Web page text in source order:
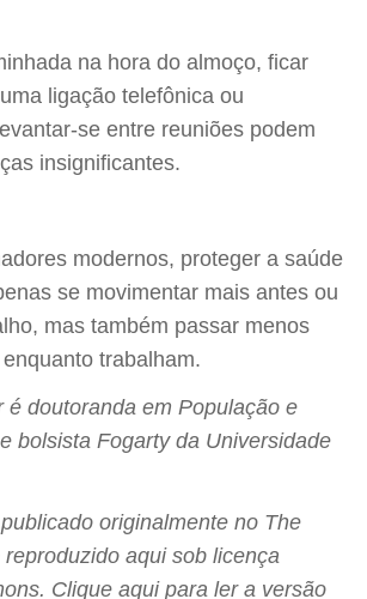
na hora do almoço, ficar
ligação telefônica ou
se entre reuniões podem
insignificantes.
modernos, proteger a saúde
se movimentar mais antes ou
mas também passar menos
trabalham.
é doutoranda em População e
bolsista Fogarty da Universidade
originalmente no The
aqui sob licença
Clique aqui para ler a versão